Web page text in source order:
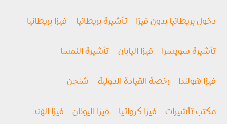
دخول بريطانيا بدون فيزا تأشيرة بريطانيا فيزا بريطانيا
تأشيرة سويسرا فيزا اليابان تأشيرة النمسا
فيزا هولندا رخصة القيادة الدولية شنجن
مكتب تأشيرات فيزا كرواتيا فيزا اليونان فيزا الهند